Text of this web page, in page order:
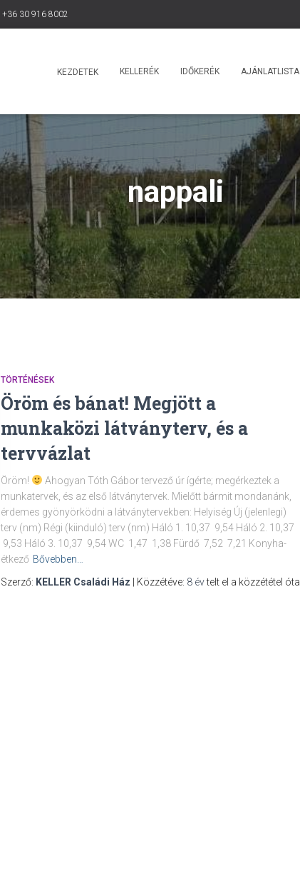
+36 30 916 8002
KEZDETEK KELLERÉK IDŐKERÉK AJÁNLATLISTA
nappali
TÖRTÉNÉSEK
Öröm és bánat! Megjött a
munkaközi látványterv, és a
tervvázlat
Öröm!
Ahogyan Tóth Gábor tervező úr ígérte; megérkeztek a
munkatervek, és az első látványtervek. Mielőtt bármit mondanánk,
érdemes gyönyörködni a látványtervekben: Helyiség Új (jelenlegi)
terv (nm) Régi (kiinduló) terv (nm) Háló 1. 10,37 9,54 Háló 2. 10,37
9,53 Háló 3. 10,37 9,54 WC 1,47 1,38 Fürdő 7,52 7,21 Konyha-
étkező Bővebben…
Szerző: KELLER Családi Ház | Közzétéve: 8 évtelt el a közzététel óta